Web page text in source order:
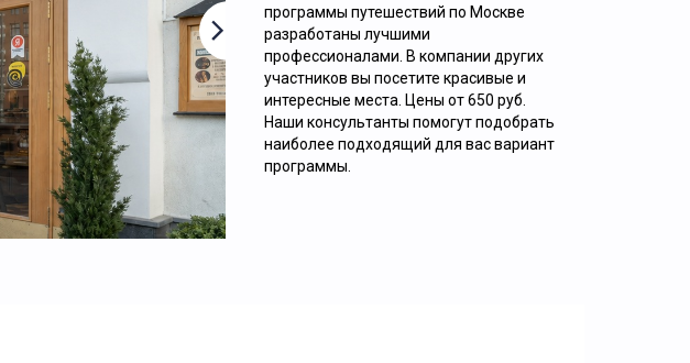
2000
программы путешествий по Москве
разработаны лучшими
профессионалами. В компании других
участников вы посетите красивые и
интересные места. Цены от 650 руб.
Наши консультанты помогут подобрать
наиболее подходящий для вас вариант
программы.